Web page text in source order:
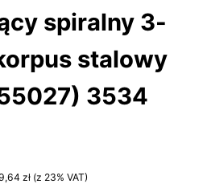
spiralny 3-
stalowy
3534
zł (z 23% VAT)